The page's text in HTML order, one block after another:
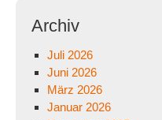
Archiv
Juli 2026
Juni 2026
März 2026
Januar 2026